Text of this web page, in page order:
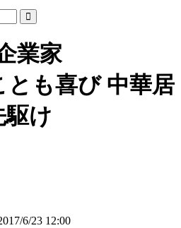
業家
も喜び 中華居
駆け
6/23 12:00